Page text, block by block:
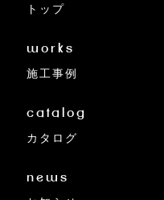
トップ
works
施工事例
catalog
カタログ
news